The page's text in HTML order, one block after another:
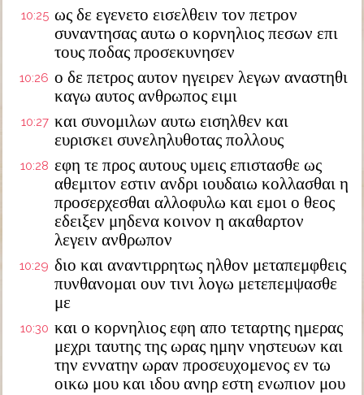
10:25 ως δε εγενετο εισελθειν τον πετρον
συναντησας αυτω ο κορνηλιος πεσων επι
τους ποδας προσεκυνησεν
10:26 ο δε πετρος αυτον ηγειρεν λεγων αναστηθι
καγω αυτος ανθρωπος ειμι
10:27 και συνομιλων αυτω εισηλθεν και
ευρισκει συνεληλυθοτας πολλους
10:28 εφη τε προς αυτους υμεις επιστασθε ως
αθεμιτον εστιν ανδρι ιουδαιω κολλασθαι η
προσερχεσθαι αλλοφυλω και εμοι ο θεος
εδειξεν μηδενα κοινον η ακαθαρτον
λεγειν ανθρωπον
10:29 διο και αναντιρρητως ηλθον μεταπεμφθεις
πυνθανομαι ουν τινι λογω μετεπεμψασθε
με
10:30 και ο κορνηλιος εφη απο τεταρτης ημερας
μεχρι ταυτης της ωρας ημην νηστευων και
την εννατην ωραν προσευχομενος εν τω
οικω μου και ιδου ανηρ εστη ενωπιον μου